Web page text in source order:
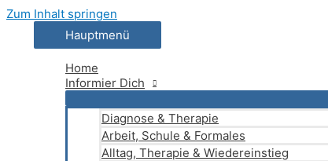
Zum Inhalt springen
Hauptmenü
Home
Informier Dich
Diagnose & Therapie
Arbeit, Schule & Formales
Alltag, Therapie & Wiedereinstieg